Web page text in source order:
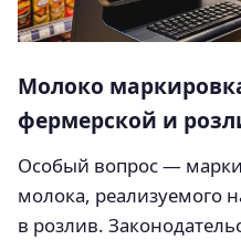
Молоко
фермерской и
Особый вопрос —
молока, реализуемого
в розлив.